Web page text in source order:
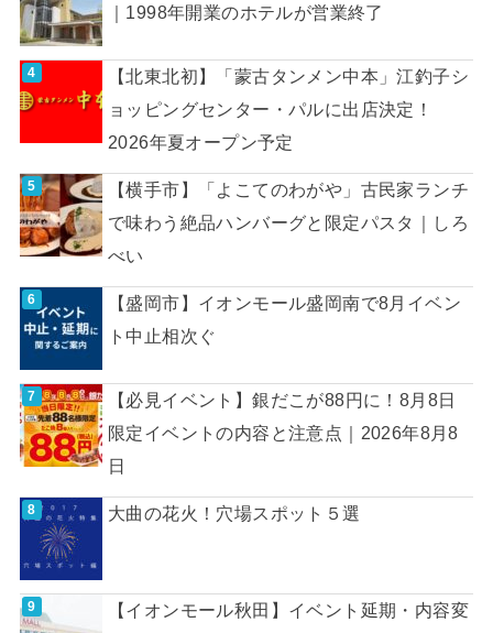
｜1998年開業のホテルが営業終了
【北東北初】「蒙古タンメン中本」江釣子シ
ョッピングセンター・パルに出店決定！
2026年夏オープン予定
【横手市】「よこてのわがや」古民家ランチ
で味わう絶品ハンバーグと限定パスタ｜しろ
べい
【盛岡市】イオンモール盛岡南で8月イベン
ト中止相次ぐ
【必見イベント】銀だこが88円に！8月8日
限定イベントの内容と注意点｜2026年8月8
日
大曲の花火！穴場スポット５選
【イオンモール秋田】イベント延期・内容変